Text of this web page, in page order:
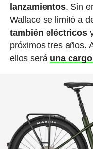
lanzamientos. Sin
Wallace se limitó a
también eléctricos
próximos tres años.
ellos será una